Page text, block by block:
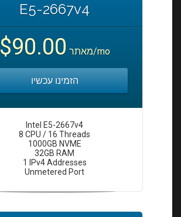
E5-2667v4
מאתר $90.00 /mo
הזמינו עכשיו
Intel E5-2667v4
8 CPU / 16 Threads
1000GB NVME
32GB RAM
1 IPv4 Addresses
Unmetered Port